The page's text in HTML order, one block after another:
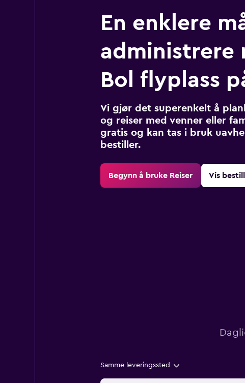
En enklere
administrere
Bol flyplass
Vi gjør det superenkelt å
og reiser med venner eller
gratis og kan tas i bruk
bestiller.
Begynn å bruke Reiser Vis
Samme leveringssted